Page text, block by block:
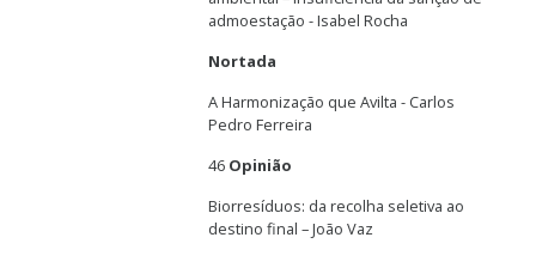
admoestação - Isabel Rocha
Nortada
A Harmonização que Avilta - Carlos
Pedro Ferreira
46 Opinião
Biorresíduos: da recolha seletiva ao
destino final – João Vaz